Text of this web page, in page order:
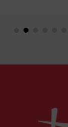
dévouée et reine
d'une